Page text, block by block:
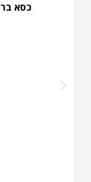
כסא בר BUREAURAMA